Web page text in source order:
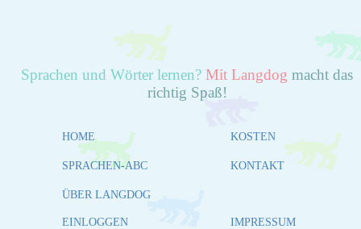
Sprachen und Wörter lernen? Mit Langdog macht das
richtig Spaß!
HOME
SPRACHEN-ABC
ÜBER LANGDOG
KOSTEN
KONTAKT
EINLOGGEN IMPRESSUM